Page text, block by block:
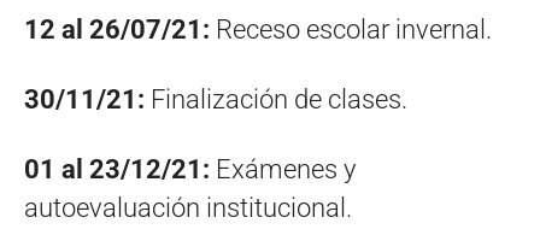
12 al 26/07/21: Receso escolar invernal.
30/11/21: Finalización de clases.
01 al 23/12/21: Exámenes y
autoevaluación institucional.